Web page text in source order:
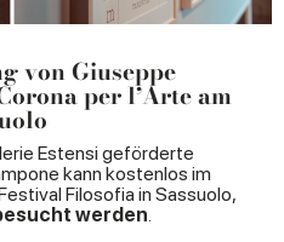
von Giuseppe
per l’Arte am
Estensi geförderte
kann kostenlos im
Filosofia in Sassuolo,
werden.